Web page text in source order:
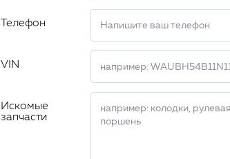
Телефон
VIN
Искомые
запчасти